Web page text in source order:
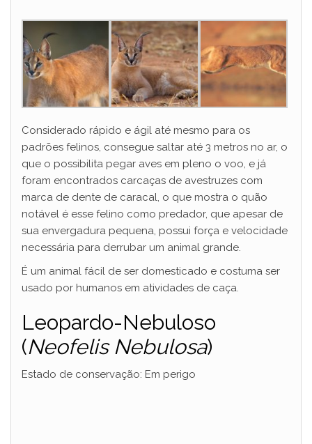
Considerado rápido e ágil até mesmo para os
padrões felinos, consegue saltar até 3 metros no ar, o
que o possibilita pegar aves em pleno o voo, e já
foram encontrados carcaças de avestruzes com
marca de dente de caracal, o que mostra o quão
notável é esse felino como predador, que apesar de
sua envergadura pequena, possui força e velocidade
necessária para derrubar um animal grande.
É um animal fácil de ser domesticado e costuma ser
usado por humanos em atividades de caça.
Leopardo-Nebuloso
(Neofelis Nebulosa)
Estado de conservação: Em perigo